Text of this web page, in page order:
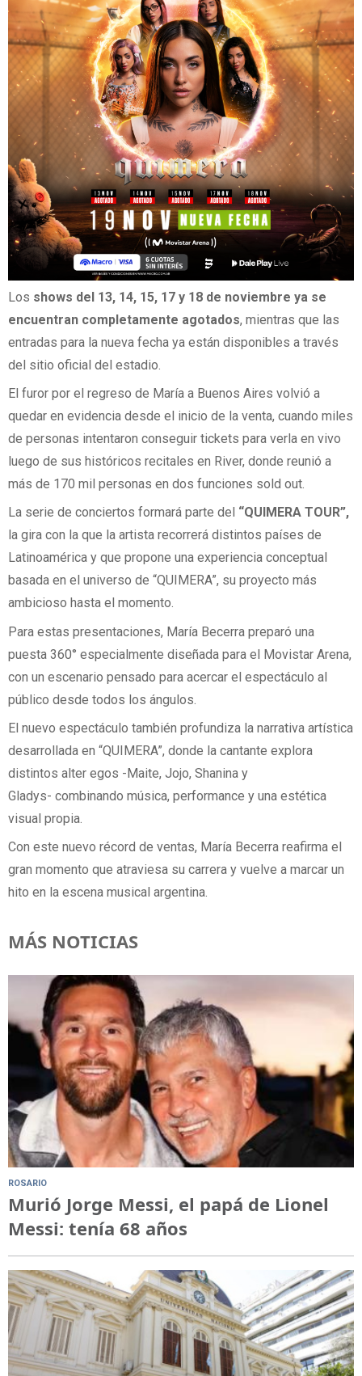
Los shows del 13, 14, 15, 17 y 18 de noviembre ya se
encuentran completamente agotados, mientras que las
entradas para la nueva fecha ya están disponibles a través
del sitio oficial del estadio.
El furor por el regreso de María a Buenos Aires volvió a
quedar en evidencia desde el inicio de la venta, cuando miles
de personas intentaron conseguir tickets para verla en vivo
luego de sus históricos recitales en River, donde reunió a
más de 170 mil personas en dos funciones sold out.
La serie de conciertos formará parte del “QUIMERA TOUR”,
la gira con la que la artista recorrerá distintos países de
Latinoamérica y que propone una experiencia conceptual
basada en el universo de “QUIMERA”, su proyecto más
ambicioso hasta el momento.
Para estas presentaciones, María Becerra preparó una
puesta 360° especialmente diseñada para el Movistar Arena,
con un escenario pensado para acercar el espectáculo al
público desde todos los ángulos.
El nuevo espectáculo también profundiza la narrativa artística
desarrollada en “QUIMERA”, donde la cantante explora
distintos alter egos -Maite, Jojo, Shanina y
Gladys- combinando música, performance y una estética
visual propia.
Con este nuevo récord de ventas, María Becerra reafirma el
gran momento que atraviesa su carrera y vuelve a marcar un
hito en la escena musical argentina.
MÁS NOTICIAS
ROSARIO
Murió Jorge Messi, el papá de Lionel
Messi: tenía 68 años